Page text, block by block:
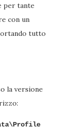
per tante
con un
tutto
la versione